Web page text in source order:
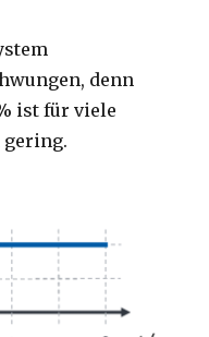
denn
ist für viele
gering.